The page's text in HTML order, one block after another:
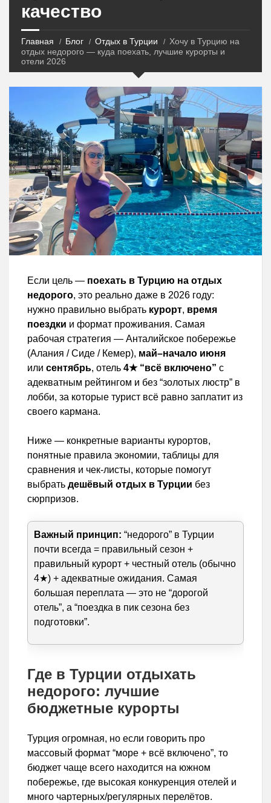
качество
Главная Блог Отдых в Турции
Хочу в Турцию на
отдых недорого — куда поехать, лучшие курорты и
отели 2026
Если цель — поехать в Турцию на отдых
недорого, это реально даже в 2026 году:
нужно правильно выбрать курорт, время
поездки и формат проживания. Самая
рабочая стратегия — Анталийское побережье
(Алания / Сиде / Кемер), май–начало июня
или сентябрь, отель 4★ “всё включено” с
адекватным рейтингом и без “золотых люстр” в
лобби, за которые турист всё равно заплатит из
своего кармана.
Ниже — конкретные варианты курортов,
понятные правила экономии, таблицы для
сравнения и чек-листы, которые помогут
выбрать дешёвый отдых в Турции без
сюрпризов.
Важный принцип: “недорого” в Турции
почти всегда = правильный сезон +
правильный курорт + честный отель (обычно
4★) + адекватные ожидания. Самая
большая переплата — это не “дорогой
отель”, а “поездка в пик сезона без
подготовки”.
Где в Турции отдыхать
недорого: лучшие
бюджетные курорты
Турция огромная, но если говорить про
массовый формат “море + всё включено”, то
бюджет чаще всего находится на южном
побережье, где высокая конкуренция отелей и
много чартерных/регулярных перелётов.